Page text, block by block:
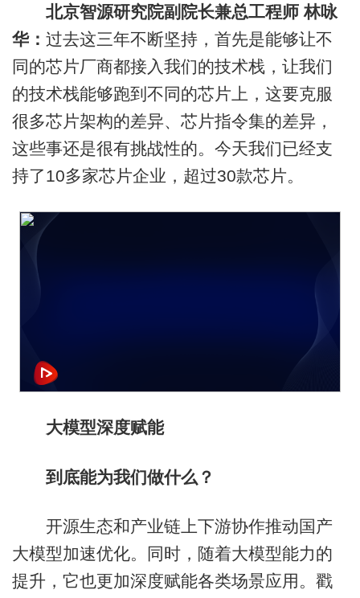
北京智源研究院副院长兼总工程师 林咏
华： 过去这三年不断坚持，首先是能够让不
同的芯片厂商都接入我们的技术栈，让我们
的技术栈能够跑到不同的芯片上，这要克服
很多芯片架构的差异、芯片指令集的差异，
这些事还是很有挑战性的。今天我们已经支
持了10多家芯片企业，超过30款芯片。
大模型深度赋能
到底能为我们做什么？
开源生态和产业链上下游协作推动国产
大模型加速优化。同时，随着大模型能力的
提升，它也更加深度赋能各类场景应用。戳